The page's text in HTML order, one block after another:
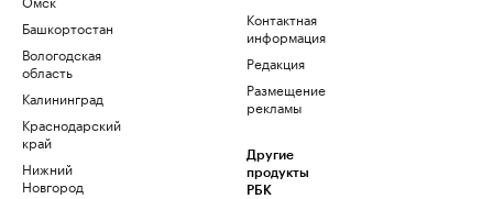
Башкортостан
Вологодская
область
Калининград
Краснодарский
край
Нижний
Новгород
Контактная
информация
Редакция
Размещение
рекламы
Другие
продукты
РБК